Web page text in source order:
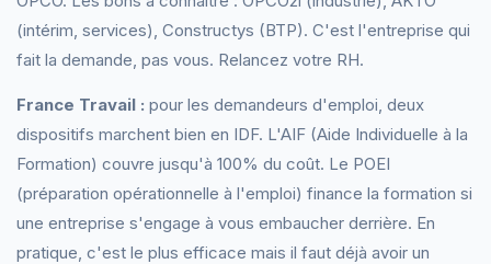
(intérim, services), Constructys (BTP). C'est l'entreprise qui
fait la demande, pas vous. Relancez votre RH.
France Travail : pour les demandeurs d'emploi, deux
dispositifs marchent bien en IDF. L'AIF (Aide Individuelle à la
Formation) couvre jusqu'à 100% du coût. Le POEI
(préparation opérationnelle à l'emploi) finance la formation si
une entreprise s'engage à vous embaucher derrière. En
pratique, c'est le plus efficace mais il faut déjà avoir un